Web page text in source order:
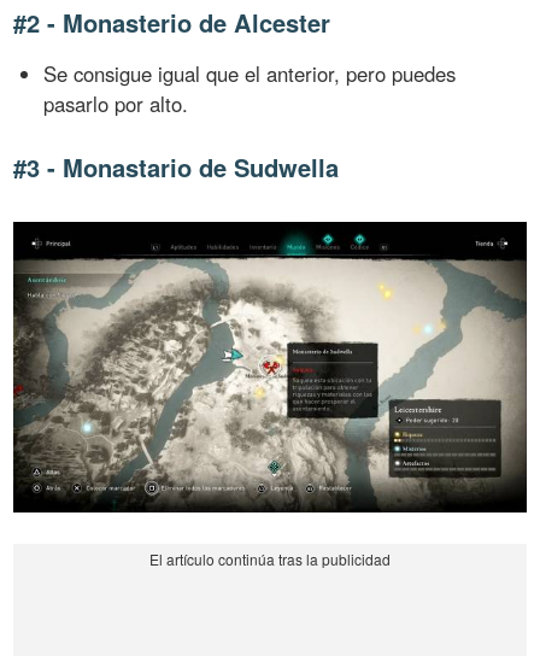
#2 - Monasterio de Alcester
Se consigue igual que el anterior, pero puedes
pasarlo por alto.
#3 - Monastario de Sudwella